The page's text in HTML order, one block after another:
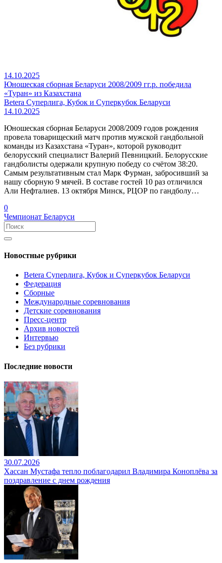
14.10.2025
Юношеская сборная Беларуси 2008/2009 гг.р. победила
«Туран» из Казахстана
Betera Суперлига, Кубок и Суперкубок Беларуси
14.10.2025
Юношеская сборная Беларуси 2008/2009 годов рождения
провела товарищеский матч против мужской гандбольной
команды из Казахстана «Туран», которой руководит
белорусский специалист Валерий Певницкий. Белорусские
гандболисты одержали крупную победу со счётом 38:20.
Самым результативным стал Марк Фурман, забросивший за
нашу сборную 9 мячей. В составе гостей 10 раз отличился
Али Нефталиев. 13 октября Минск, РЦОР по гандболу…
0
Чемпионат Беларуси
Новостные рубрики
Betera Суперлига, Кубок и Суперкубок Беларуси
Федерация
Сборные
Международные соревнования
Детские соревнования
Пресс-центр
Архив новостей
Интервью
Без рубрики
Последние новости
30.07.2026
Хассан Мустафа тепло поблагодарил Владимира Коноплёва за
поздравление с днем рождения